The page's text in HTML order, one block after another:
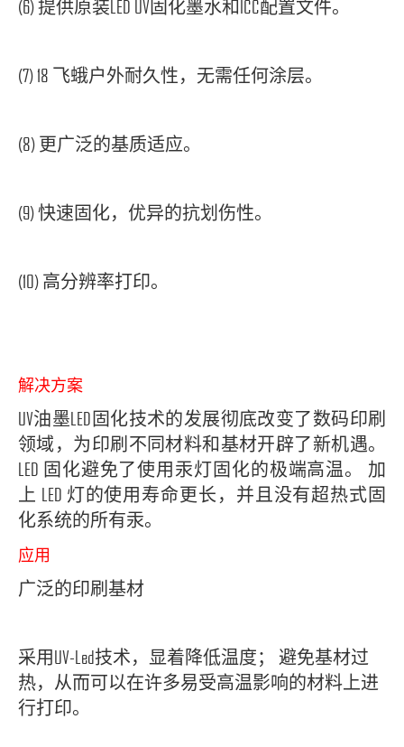
(6) 提供原装LED UV固化墨水和ICC配置文件。
(7) 18 飞蛾户外耐久性，无需任何涂层。
(8) 更广泛的基质适应。
(9) 快速固化，优异的抗划伤性。
(10) 高分辨率打印。
解决方案
UV油墨LED固化技术的发展彻底改变了数码印刷
领域，为印刷不同材料和基材开辟了新机遇。
LED 固化避免了使用汞灯固化的极端高温。 加
上 LED 灯的使用寿命更长，并且没有超热式固
化系统的所有汞。
应用
广泛的印刷基材
采用UV-Led技术，显着降低温度； 避免基材过
热，从而可以在许多易受高温影响的材料上进
行打印。